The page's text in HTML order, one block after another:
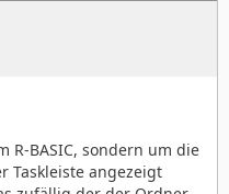
R-BASIC, sondern um die
Taskleiste angezeigt